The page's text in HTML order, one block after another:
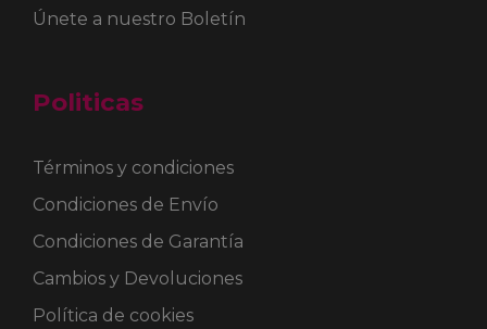
Únete a nuestro Boletín
Politicas
Términos y condiciones
Condiciones de Envío
Condiciones de Garantía
Cambios y Devoluciones
Política de cookies